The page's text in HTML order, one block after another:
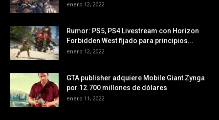
enero 12, 2022
Rumor: PS5, PS4 Livestream con Horizon
Forbidden West fijado para principios...
enero 12, 2022
GTA publisher adquiere Mobile Giant Zynga
por 12.700 millones de dólares
enero 11, 2022